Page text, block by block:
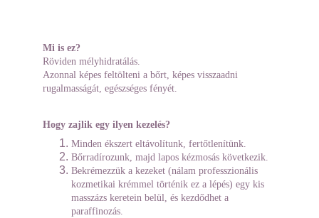
Mi is ez?
Röviden mélyhidratálás.
Azonnal képes feltölteni a bőrt, képes visszaadni
rugalmasságát, egészséges fényét.
Hogy zajlik egy ilyen kezelés?
Minden ékszert eltávolítunk, fertőtlenítünk.
Bőrradírozunk, majd lapos kézmosás következik.
Bekrémezzük a kezeket (nálam professzionális
kozmetikai krémmel történik ez a lépés) egy kis
masszázs keretein belül, és kezdődhet a
paraffinozás.